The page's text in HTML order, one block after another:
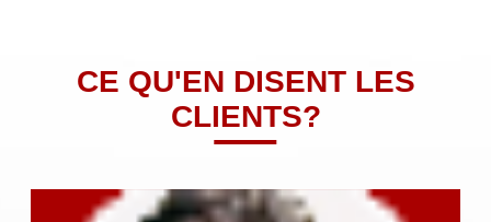
CE QU'EN DISENT LES
CLIENTS?